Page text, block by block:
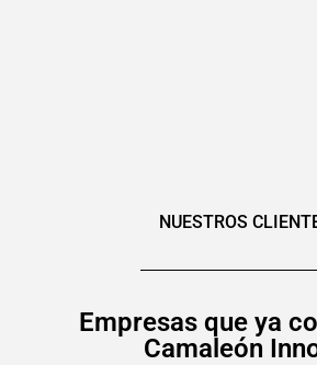
NUESTROS
Empresas que ya
Camaleón